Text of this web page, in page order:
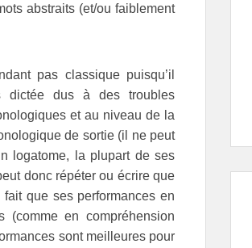
abstraits (et/ou faiblement
pas classique puisqu’il
dictée dus à des troubles
et au niveau de la
de sortie (il ne peut
logatome, la plupart de ses
donc répéter ou écrire que
que ses performances en
(comme en compréhension
sont meilleures pour